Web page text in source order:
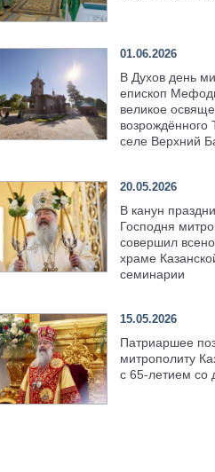
01.06.2026
В Духов день
епископ
великое
возрождённого
селе Верхний
20.05.2026
В канун
Господня
совершил
храме
семинарии
15.05.2026
Патриаршее
митрополиту
с 65-летием со